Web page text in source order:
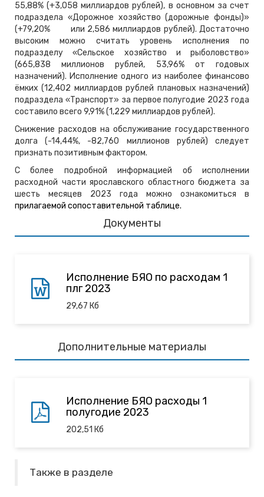
55,88% (+3,058 миллиардов рублей), в основном за счет
подраздела «Дорожное хозяйство (дорожные фонды)»
(+79,20% или 2,586 миллиардов рублей). Достаточно
высоким можно считать уровень исполнения по
подразделу «Сельское хозяйство и рыболовство»
(665,838 миллионов рублей, 53,96% от годовых
назначений). Исполнение одного из наиболее финансово
ёмких (12,402 миллиардов рублей плановых назначений)
подраздела «Транспорт» за первое полугодие 2023 года
составило всего 9,91% (1,229 миллиардов рублей).
Снижение расходов на обслуживание государственного
долга (-14,44%, -82,760 миллионов рублей) следует
признать позитивным фактором.
С более подробной информацией об исполнении
расходной части ярославского областного бюджета за
шесть месяцев 2023 года можно ознакомиться в
прилагаемой сопоставительной таблице.
Документы
Исполнение БЯО по расходам 1
плг 2023
29,67 Кб
Дополнительные материалы
Исполнение БЯО расходы 1
полугодие 2023
202,51 Кб
Также в разделе